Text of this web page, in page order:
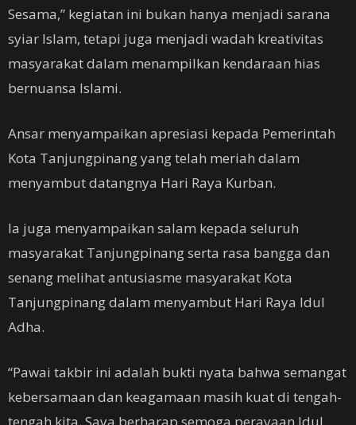
Sesama,” kegiatan ini bukan hanya menjadi sarana
syiar Islam, tetapi juga menjadi wadah kreativitas
masyarakat dalam menampilkan kendaraan hias
bernuansa Islami.
Ansar menyampaikan apresiasi kepada Pemerintah
Kota Tanjungpinang yang telah meriah dalam
menyambut datangnya Hari Raya Kurban.
Ia juga menyampaikan salam kepada seluruh
masyarakat Tanjungpinang serta rasa bangga dan
senang melihat antusiasme masyarakat Kota
Tanjungpinang dalam menyambut Hari Raya Idul
Adha.
“Pawai takbir ini adalah bukti nyata bahwa semangat
kebersamaan dan keagamaan masih kuat di tengah-